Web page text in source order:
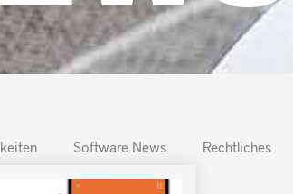
Software News Rechtliches